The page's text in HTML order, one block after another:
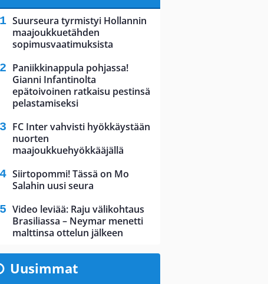
Suurseura tyrmistyi Hollannin
maajoukkuetähden
sopimusvaatimuksista
Paniikkinappula pohjassa!
Gianni Infantinolta
epätoivoinen ratkaisu pestinsä
pelastamiseksi
FC Inter vahvisti hyökkäystään
nuorten
maajoukkuehyökkääjällä
Siirtopommi! Tässä on Mo
Salahin uusi seura
Video leviää: Raju välikohtaus
Brasiliassa – Neymar menetti
malttinsa ottelun jälkeen
Uusimmat